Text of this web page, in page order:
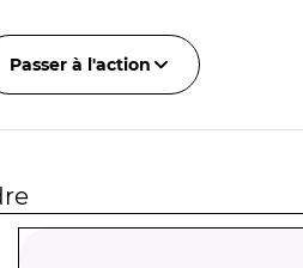
Passer à l'action